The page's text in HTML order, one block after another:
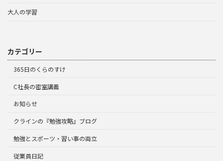
大人の学習
カテゴリー
365日のくらのすけ
C社長の密室講義
お知らせ
クラインの『勉強攻略』ブログ
勉強とスポーツ・習い事の両立
従業員日記